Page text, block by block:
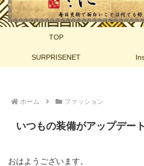
TOP
SURPRISENET
ホーム ファッション
いつもの装備がアップデー
おはようございます。